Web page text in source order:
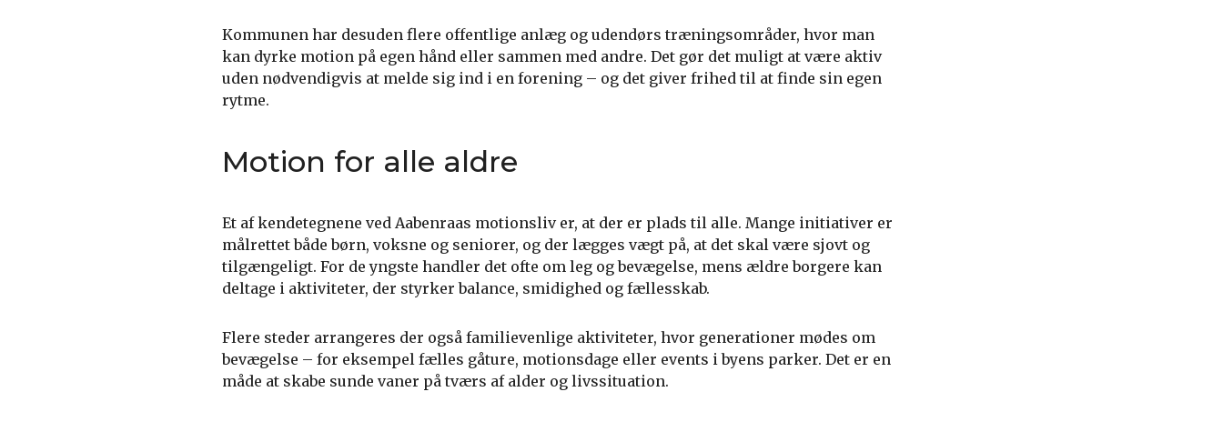
Kommunen har desuden flere offentlige anlæg og udendørs træningsområder, hvor man
kan dyrke motion på egen hånd eller sammen med andre. Det gør det muligt at være aktiv
uden nødvendigvis at melde sig ind i en forening – og det giver frihed til at finde sin egen
rytme.
Motion for alle aldre
Et af kendetegnene ved Aabenraas motionsliv er, at der er plads til alle. Mange initiativer er
målrettet både børn, voksne og seniorer, og der lægges vægt på, at det skal være sjovt og
tilgængeligt. For de yngste handler det ofte om leg og bevægelse, mens ældre borgere kan
deltage i aktiviteter, der styrker balance, smidighed og fællesskab.
Flere steder arrangeres der også familievenlige aktiviteter, hvor generationer mødes om
bevægelse – for eksempel fælles gåture, motionsdage eller events i byens parker. Det er en
måde at skabe sunde vaner på tværs af alder og livssituation.